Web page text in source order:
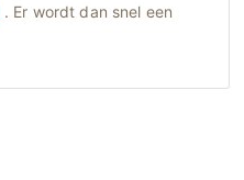
. Er wordt dan snel een